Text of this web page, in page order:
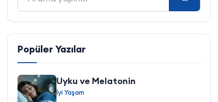
Popüler Yazılar
Uyku ve Melatonin
İyi Yaşam